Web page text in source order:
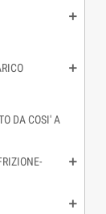
DA COSI' A